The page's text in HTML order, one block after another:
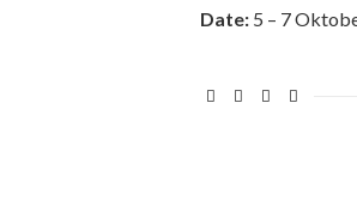
Date: 5 – 7